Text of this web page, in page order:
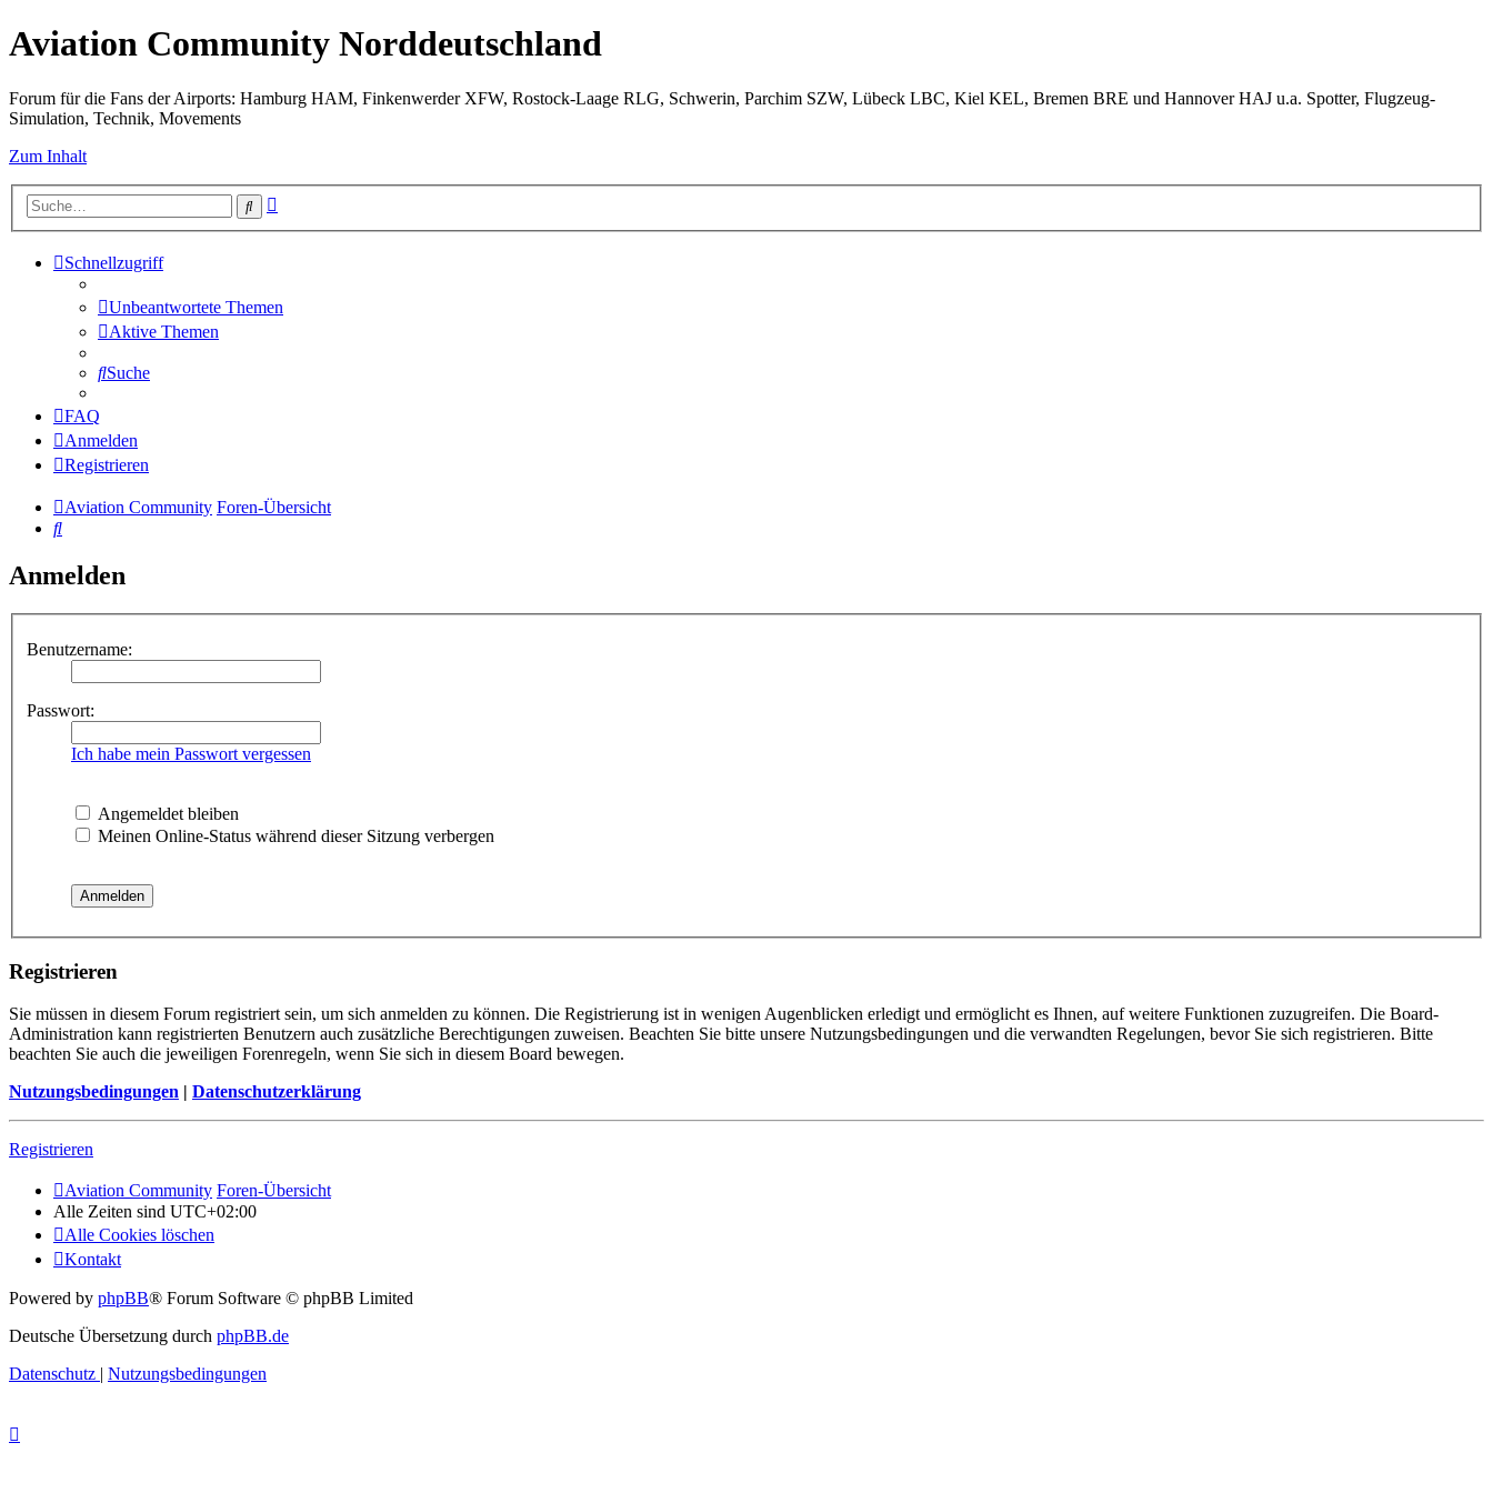
Aviation Community Norddeutschland
Forum für die Fans der Airports: Hamburg HAM, Finkenwerder XFW, Rostock-Laage RLG, Schwerin, Parchim SZW, Lübeck LBC, Kiel KEL, Bremen BRE und Hannover HAJ u.a. Spotter, Flugzeug-
Simulation, Technik, Movements
Zum Inhalt
Suche
Schnellzugriff
Unbeantwortete Themen
Aktive Themen
Suche
FAQ
Anmelden
Registrieren
Aviation Community Foren-Übersicht
Suche
Anmelden
Benutzername:
Passwort:
Ich habe mein Passwort vergessen
Angemeldet bleiben
Meinen Online-Status während dieser Sitzung verbergen
Registrieren
Sie müssen in diesem Forum registriert sein, um sich anmelden zu können. Die Registrierung ist in wenigen Augenblicken erledigt und ermöglicht es Ihnen, auf weitere Funktionen zuzugreifen. Die Board-
Administration kann registrierten Benutzern auch zusätzliche Berechtigungen zuweisen. Beachten Sie bitte unsere Nutzungsbedingungen und die verwandten Regelungen, bevor Sie sich registrieren. Bitte
beachten Sie auch die jeweiligen Forenregeln, wenn Sie sich in diesem Board bewegen.
Nutzungsbedingungen | Datenschutzerklärung
Registrieren
Aviation Community Foren-Übersicht
Alle Zeiten sind UTC+02:00
Alle Cookies löschen
Kontakt
Powered by phpBB® Forum Software © phpBB Limited
Deutsche Übersetzung durch phpBB.de
Datenschutz | Nutzungsbedingungen